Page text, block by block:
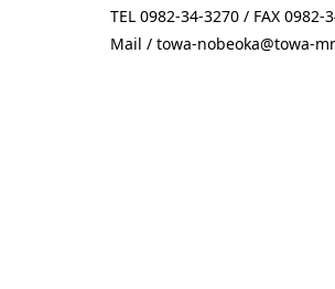
TEL 0982-34-3270 / FAX 0982-
Mail / towa-nobeoka@towa-